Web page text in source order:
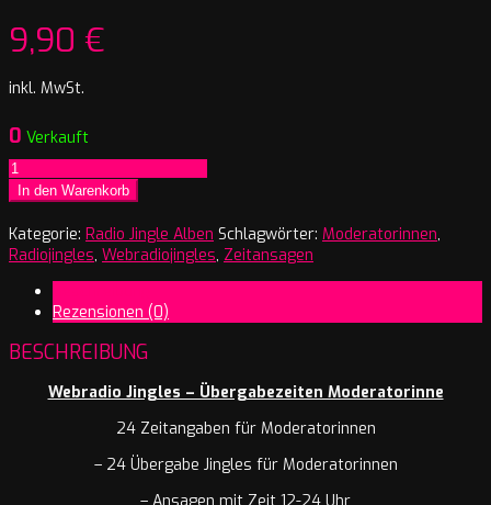
9,90 €
inkl. MwSt.
0 Verkauft
Webradiojingles
Übergabezeiten
Moderatorinnen
Menge
In den Warenkorb
Kategorie: Radio Jingle Alben Schlagwörter: Moderatorinnen,
Radiojingles, Webradiojingles, Zeitansagen
Rezensionen (0)
BESCHREIBUNG
Webradio Jingles – Übergabezeiten Moderatorinne
24 Zeitangaben für Moderatorinnen
– 24 Übergabe Jingles für Moderatorinnen
– Ansagen mit Zeit 12-24 Uhr